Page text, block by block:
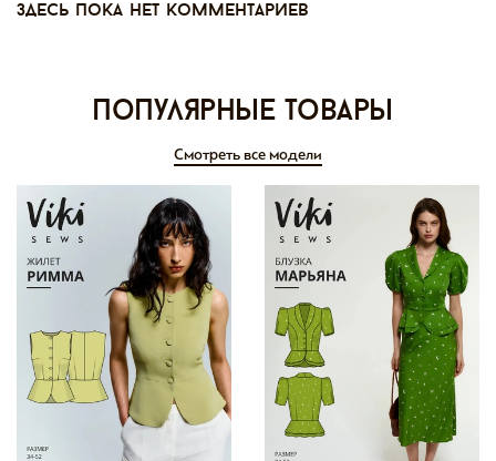
Здесь пока нет комментариев
Популярные товары
Смотреть все модели